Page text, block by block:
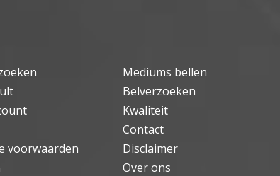
Mediums bellen
Belverzoeken
Kwaliteit
Contact
voorwaarden
Disclaimer
Over ons